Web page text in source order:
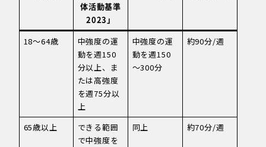
体活動基準
2023」
18～64歳
中強度の運
動を週150
分以上、ま
たは高強度
を週75分以
上
中強度の運
動を週150
～300分
約90分/週
65歳以上
できる範囲
で中強度を
同上 約70分/週